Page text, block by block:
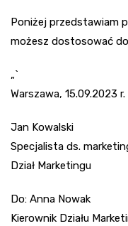
Poniżej przedstawiam
możesz dostosować
„`
Warszawa, 15.09.2023 r.
Jan Kowalski
Specjalista ds.
Dział Marketingu
Do: Anna Nowak
Kierownik Działu